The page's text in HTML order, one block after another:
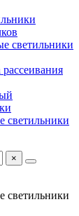
светильники
светильники
×
светильники